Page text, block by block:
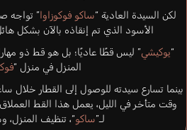
لكن السيدة العادية “ساكو فوكوزاوا” تواجه
الأسود الذي تم إنقاذه بالآن بشكل
“يوكيشي” ليس قطًا عاديًا؛ بل هو قط ذو
المنزل في منزل “
بينما تسارع سيدته للوصول إلى القطار خلال
وقت متأخر في الليل، يعمل هذا القط
لـ”ساكو“، تنظيف المنزل،